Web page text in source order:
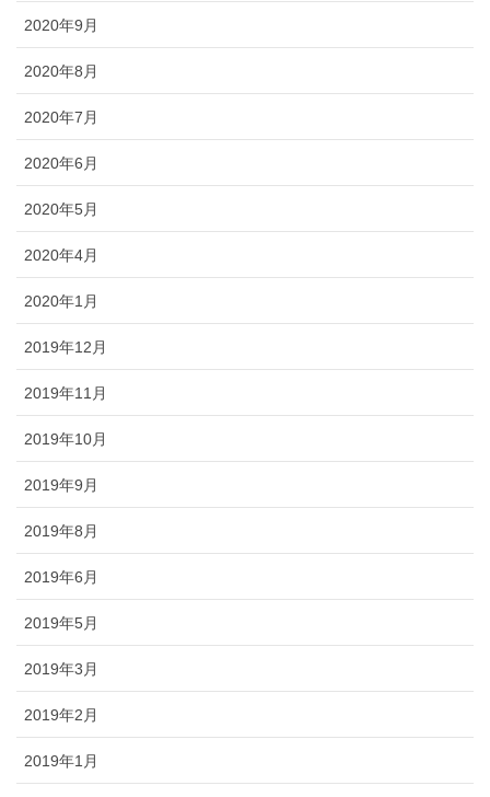
2020年9月
2020年8月
2020年7月
2020年6月
2020年5月
2020年4月
2020年1月
2019年12月
2019年11月
2019年10月
2019年9月
2019年8月
2019年6月
2019年5月
2019年3月
2019年2月
2019年1月